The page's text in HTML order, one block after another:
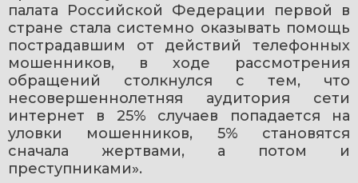
палата Российской Федерации первой в
стране стала системно оказывать помощь
пострадавшим от действий телефонных
мошенников, в ходе рассмотрения
обращений столкнулся с тем, что
несовершеннолетняя аудитория сети
интернет в 25% случаев попадается на
уловки мошенников, 5% становятся
сначала жертвами, а потом и
преступниками».